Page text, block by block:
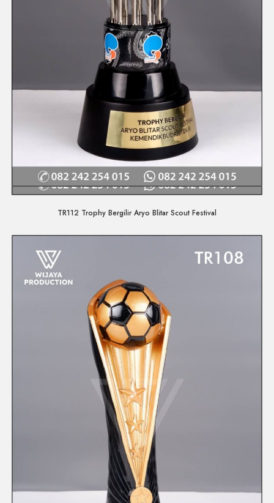
Quick View
TR112 Trophy Bergilir Aryo Blitar Scout Festival